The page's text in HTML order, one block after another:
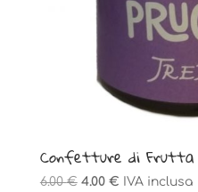
Confetture di Frutta
6.00€ Il
4.00 €Il IVA inclusa